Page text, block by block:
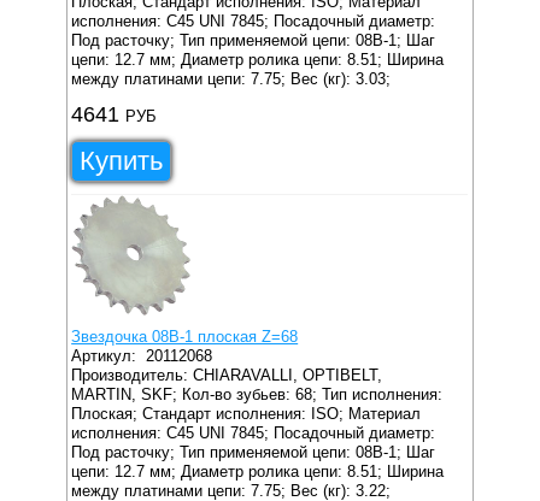
исполнения: C45 UNI 7845; Посадочный диаметр:
Под расточку; Тип применяемой цепи: 08B-1;
Шаг
цепи: 12.7 мм; Диаметр ролика цепи: 8.51;
Ширина
между платинами цепи: 7.75; Вес (кг): 3.03;
4641 РУБ
Купить
Звездочка 08B-1 плоская Z=68
Артикул: 20112068
Производитель: CHIARAVALLI, OPTIBELT,
MARTIN, SKF; Кол-во зубьев: 68; Тип исполнения:
Плоская; Стандарт исполнения: ISO; Материал
исполнения: C45 UNI 7845; Посадочный диаметр:
Под расточку; Тип применяемой цепи: 08B-1;
Шаг
цепи: 12.7 мм; Диаметр ролика цепи: 8.51;
Ширина
между платинами цепи: 7.75; Вес (кг): 3.22;